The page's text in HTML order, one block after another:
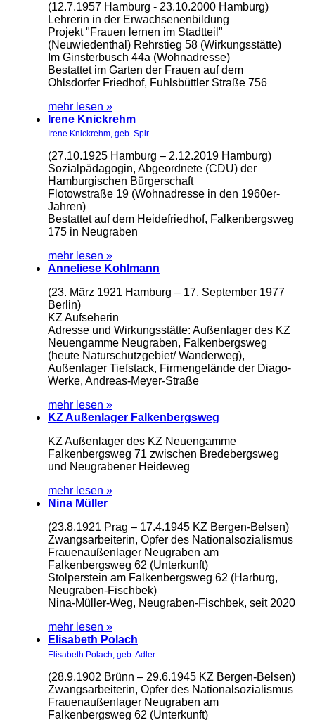
(12.7.1957 Hamburg - 23.10.2000 Hamburg)
Lehrerin in der Erwachsenenbildung
Projekt "Frauen lernen im Stadtteil"
(Neuwiedenthal) Rehrstieg 58 (Wirkungsstätte)
Im Ginsterbusch 44a (Wohnadresse)
Bestattet im Garten der Frauen auf dem
Ohlsdorfer Friedhof, Fuhlsbüttler Straße 756
mehr lesen »
Irene Knickrehm
Irene Knickrehm, geb. Spir
(27.10.1925 Hamburg – 2.12.2019 Hamburg)
Sozialpädagogin, Abgeordnete (CDU) der
Hamburgischen Bürgerschaft
Flotowstraße 19 (Wohnadresse in den 1960er-
Jahren)
Bestattet auf dem Heidefriedhof, Falkenbergsweg
175 in Neugraben
mehr lesen »
Anneliese Kohlmann
(23. März 1921 Hamburg – 17. September 1977
Berlin)
KZ Aufseherin
Adresse und Wirkungsstätte: Außenlager des KZ
Neuengamme Neugraben, Falkenbergsweg
(heute Naturschutzgebiet/ Wanderweg),
Außenlager Tiefstack, Firmengelände der Diago-
Werke, Andreas-Meyer-Straße
mehr lesen »
KZ Außenlager Falkenbergsweg
KZ Außenlager des KZ Neuengamme
Falkenbergsweg 71 zwischen Bredebergsweg
und Neugrabener Heideweg
mehr lesen »
Nina Müller
(23.8.1921 Prag – 17.4.1945 KZ Bergen-Belsen)
Zwangsarbeiterin, Opfer des Nationalsozialismus
Frauenaußenlager Neugraben am
Falkenbergsweg 62 (Unterkunft)
Stolperstein am Falkenbergsweg 62 (Harburg,
Neugraben-Fischbek)
Nina-Müller-Weg, Neugraben-Fischbek, seit 2020
mehr lesen »
Elisabeth Polach
Elisabeth Polach, geb. Adler
(28.9.1902 Brünn – 29.6.1945 KZ Bergen-Belsen)
Zwangsarbeiterin, Opfer des Nationalsozialismus
Frauenaußenlager Neugraben am
Falkenbergsweg 62 (Unterkunft)